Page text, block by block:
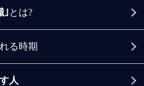
｣とは?
る時期
人